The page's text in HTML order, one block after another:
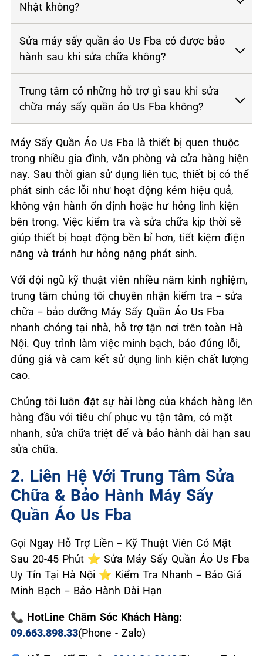
Nhật không?
Sửa máy sấy quần áo Us Fba có được bảo
hành sau khi sửa chữa không?
Trung tâm có những hỗ trợ gì sau khi sửa
chữa máy sấy quần áo Us Fba không?
Máy Sấy Quần Áo Us Fba là thiết bị quen thuộc
trong nhiều gia đình, văn phòng và cửa hàng hiện
nay. Sau thời gian sử dụng liên tục, thiết bị có thể
phát sinh các lỗi như hoạt động kém hiệu quả,
không vận hành ổn định hoặc hư hỏng linh kiện
bên trong. Việc kiểm tra và sửa chữa kịp thời sẽ
giúp thiết bị hoạt động bền bỉ hơn, tiết kiệm điện
năng và tránh hư hỏng nặng phát sinh.
Với đội ngũ kỹ thuật viên nhiều năm kinh nghiệm,
trung tâm chúng tôi chuyên nhận kiểm tra – sửa
chữa – bảo dưỡng Máy Sấy Quần Áo Us Fba
nhanh chóng tại nhà, hỗ trợ tận nơi trên toàn Hà
Nội. Quy trình làm việc minh bạch, báo đúng lỗi,
đúng giá và cam kết sử dụng linh kiện chất lượng
cao.
Chúng tôi luôn đặt sự hài lòng của khách hàng lên
hàng đầu với tiêu chí phục vụ tận tâm, có mặt
nhanh, sửa chữa triệt để và bảo hành dài hạn sau
sửa chữa.
2. Liên Hệ Với Trung Tâm Sửa
Chữa & Bảo Hành Máy Sấy
Quần Áo Us Fba
Gọi Ngay Hỗ Trợ Liền – Kỹ Thuật Viên Có Mặt
Sau 20-45 Phút ⭐ Sửa Máy Sấy Quần Áo Us Fba
Uy Tín Tại Hà Nội ⭐ Kiểm Tra Nhanh – Báo Giá
Minh Bạch – Bảo Hành Dài Hạn
📞 HotLine Chăm Sóc Khách Hàng:
09.663.898.33(Phone - Zalo)